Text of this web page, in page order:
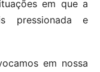
em que a
pressionada e
em nossa